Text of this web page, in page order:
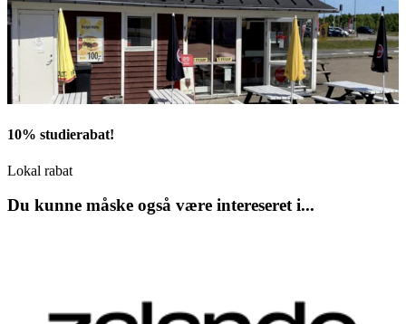
10% studierabat!
Lokal rabat
Du kunne måske også være intereseret i...